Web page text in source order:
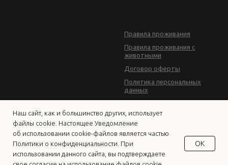
Правила проживания
Правила проживания с
животными
Договор оферты
Политика персональных
данных
© 2014—2024
ООО «Дворянская усадьба»
Наш сайт, как и большинство других, использует
файлы cookie. Настоящее Уведомление
об использовании cookie-файлов является частью
Политики о конфиденциальности. При
использовании данного сайта, вы подтверждаете
OK